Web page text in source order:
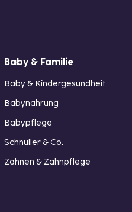
Baby & Familie
Baby & Kindergesundheit
Babynahrung
Babypflege
Schnuller & Co.
Zahnen & Zahnpflege